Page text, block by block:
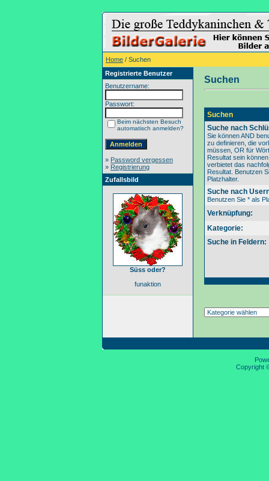
Home / Suchen
Registrierte Benutzer
Benutzername:
Passwort:
Beim nächsten Besuch
automatisch anmelden?
» Password vergessen
» Registrierung
Zufallsbild
Süss oder?
funaktion
Suchen
Suchen
Suche nach
Sie können AND
zu definieren, die
müssen, OR für
Resultat sein
verbietet das
Resultat. Benutzen
Platzhalter.
Suche nach
Benutzen Sie * als
Verknüpfung:
Kategorie:
Suche in Feldern:
Copyright